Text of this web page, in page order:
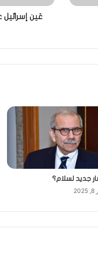
عَين
جديد لسلام؟